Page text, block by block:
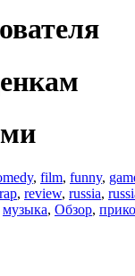
, film, funny,
rap, review, russia,
музыка, Обзор,